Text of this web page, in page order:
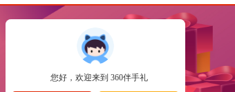
您好，欢迎来到 360伴手礼